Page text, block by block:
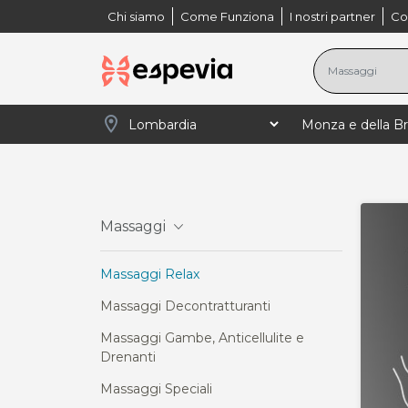
Chi siamo Come Funziona I nostri partner
location_on
Massaggi
Massaggi Relax
Massaggi Decontratturanti
Massaggi Gambe, Anticellulite e
Drenanti
Massaggi Speciali